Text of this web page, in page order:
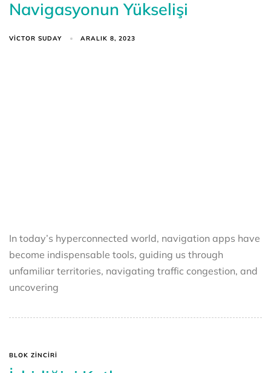
Navigasyonun Yükselişi
VICTOR SUDAY ARALIK 8, 2023
In today’s hyperconnected world, navigation apps have
become indispensable tools, guiding us through
unfamiliar territories, navigating traffic congestion, and
uncovering
BLOK ZINCIRI